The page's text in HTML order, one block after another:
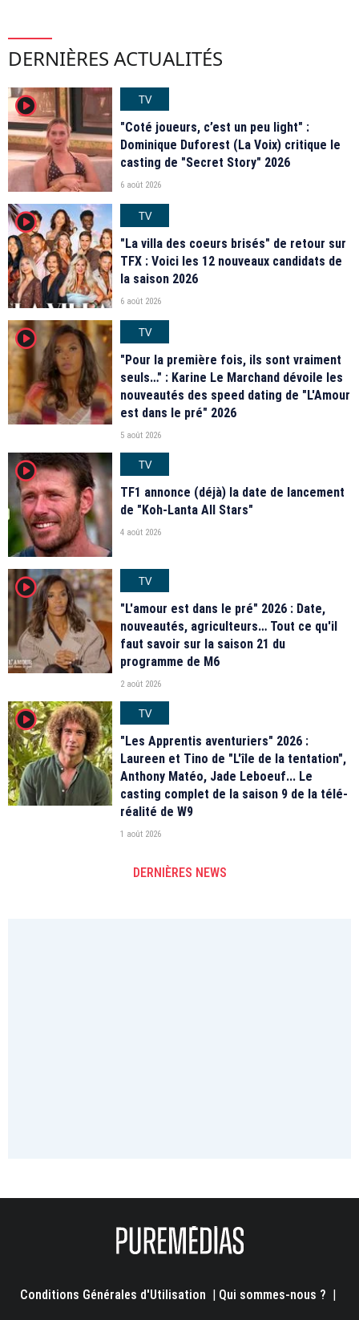
DERNIÈRES ACTUALITÉS
player2
TV
"Coté joueurs, c’est un peu light" :
Dominique Duforest (La Voix) critique le
casting de "Secret Story" 2026
6 août 2026
player2
TV
"La villa des coeurs brisés" de retour sur
TFX : Voici les 12 nouveaux candidats de
la saison 2026
6 août 2026
player2
TV
"Pour la première fois, ils sont vraiment
seuls…" : Karine Le Marchand dévoile les
nouveautés des speed dating de "L'Amour
est dans le pré" 2026
5 août 2026
player2
TV
TF1 annonce (déjà) la date de lancement
de "Koh-Lanta All Stars"
4 août 2026
player2
TV
"L'amour est dans le pré" 2026 : Date,
nouveautés, agriculteurs… Tout ce qu'il
faut savoir sur la saison 21 du
programme de M6
2 août 2026
player2
TV
"Les Apprentis aventuriers" 2026 :
Laureen et Tino de "L'île de la tentation",
Anthony Matéo, Jade Leboeuf... Le
casting complet de la saison 9 de la télé-
réalité de W9
1 août 2026
DERNIÈRES NEWS
Conditions Générales d'Utilisation | Qui sommes-nous ? |